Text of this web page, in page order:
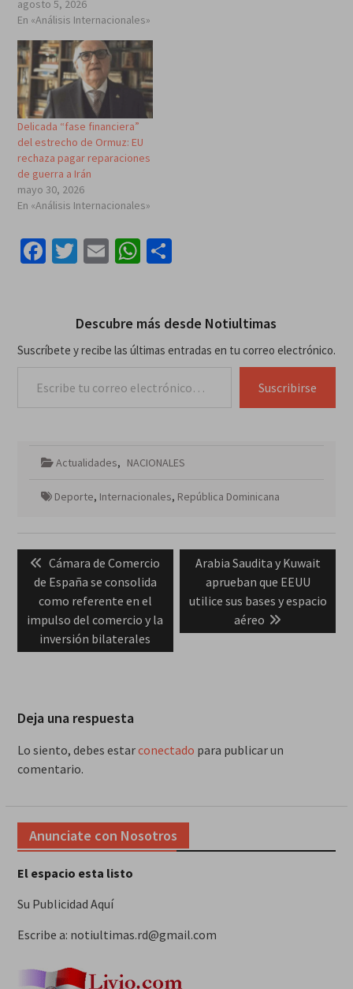
agosto 5, 2026
En «Análisis Internacionales»
Delicada “fase financiera”
del estrecho de Ormuz: EU
rechaza pagar reparaciones
de guerra a Irán
mayo 30, 2026
En «Análisis Internacionales»
Facebook
Twitter
EmailWhatsApp
Compartir
Descubre más desde Notiultimas
Suscríbete y recibe las últimas entradas en tu correo electrónico.
Suscribirse
Actualidades, NACIONALES
Deporte, Internacionales, República Dominicana
de
entradas
Previous
post:
Cámara de Comercio
de España se consolida
como referente en el
impulso del comercio y la
inversión bilaterales
Next
post:
Arabia Saudita y Kuwait
aprueban que EEUU
utilice sus bases y espacio
aéreo
Deja una respuesta
Lo siento, debes estarconectado para publicar un
comentario.
Anunciate con Nosotros
El espacio esta listo
Su Publicidad Aquí
Escribe a: notiultimas.rd@gmail.com